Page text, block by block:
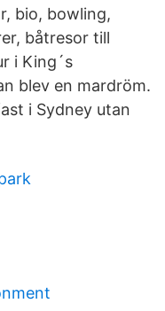
bio, bowling,
båtresor till
i King´s
blev en mardröm.
i Sydney utan